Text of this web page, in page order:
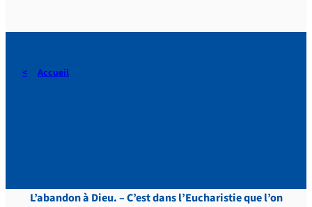
Accueil
L’abandon à Dieu. – C’est dans l’Eucharistie que l’on